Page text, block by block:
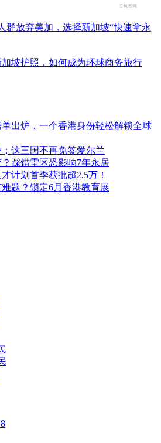
图网
群放弃美加，选择新加坡“快速拿永
加坡护照，如何成为环球商务旅行
出炉，一个香港身份轻松解锁全球
这三国不再免签爱尔兰
踩错雷区恐影响7年永居
计划首季获批超2.5万！
题？锁定6月香港教育展